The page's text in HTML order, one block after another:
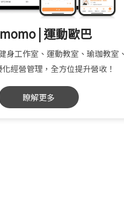
| 運動歐巴
身工作室、運動教室、瑜珈教室
經營管理，全方位提升營收！
瞭解更多